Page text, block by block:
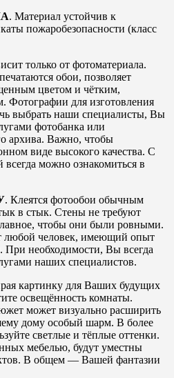
. Материал устойчив к
пожаробезопасности (класс
только от фотоматериала.
обои, позволяет
цветом и чётким,
Фотографии для изготовления
выбрать наши специалисты, Вы
фотобанка или
архива. Важно, чтобы
виде высокого качества. С
можно ознакомиться в
. Клеятся фотообои обычным
в стык. Стены не требуют
чтобы они были ровными.
любой человек, имеющий опыт
необходимости, Вы всегда
наших специалистов.
картинку для Ваших будущих
освещённость комнаты.
может визуально расширить
дому особый шарм. В более
светлые и тёплые оттенки.
мебелью, будут уместны
В общем — Вашей фантазии